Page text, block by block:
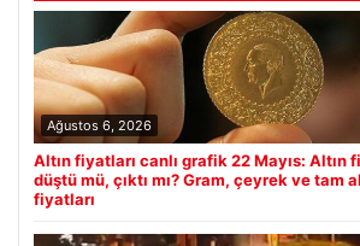
Ağustos 6, 2026
Altın fiyatları canlı grafik 22 Mayıs: Altın
düştü mü, çıktı mı? Gram, çeyrek ve tam
fiyatları